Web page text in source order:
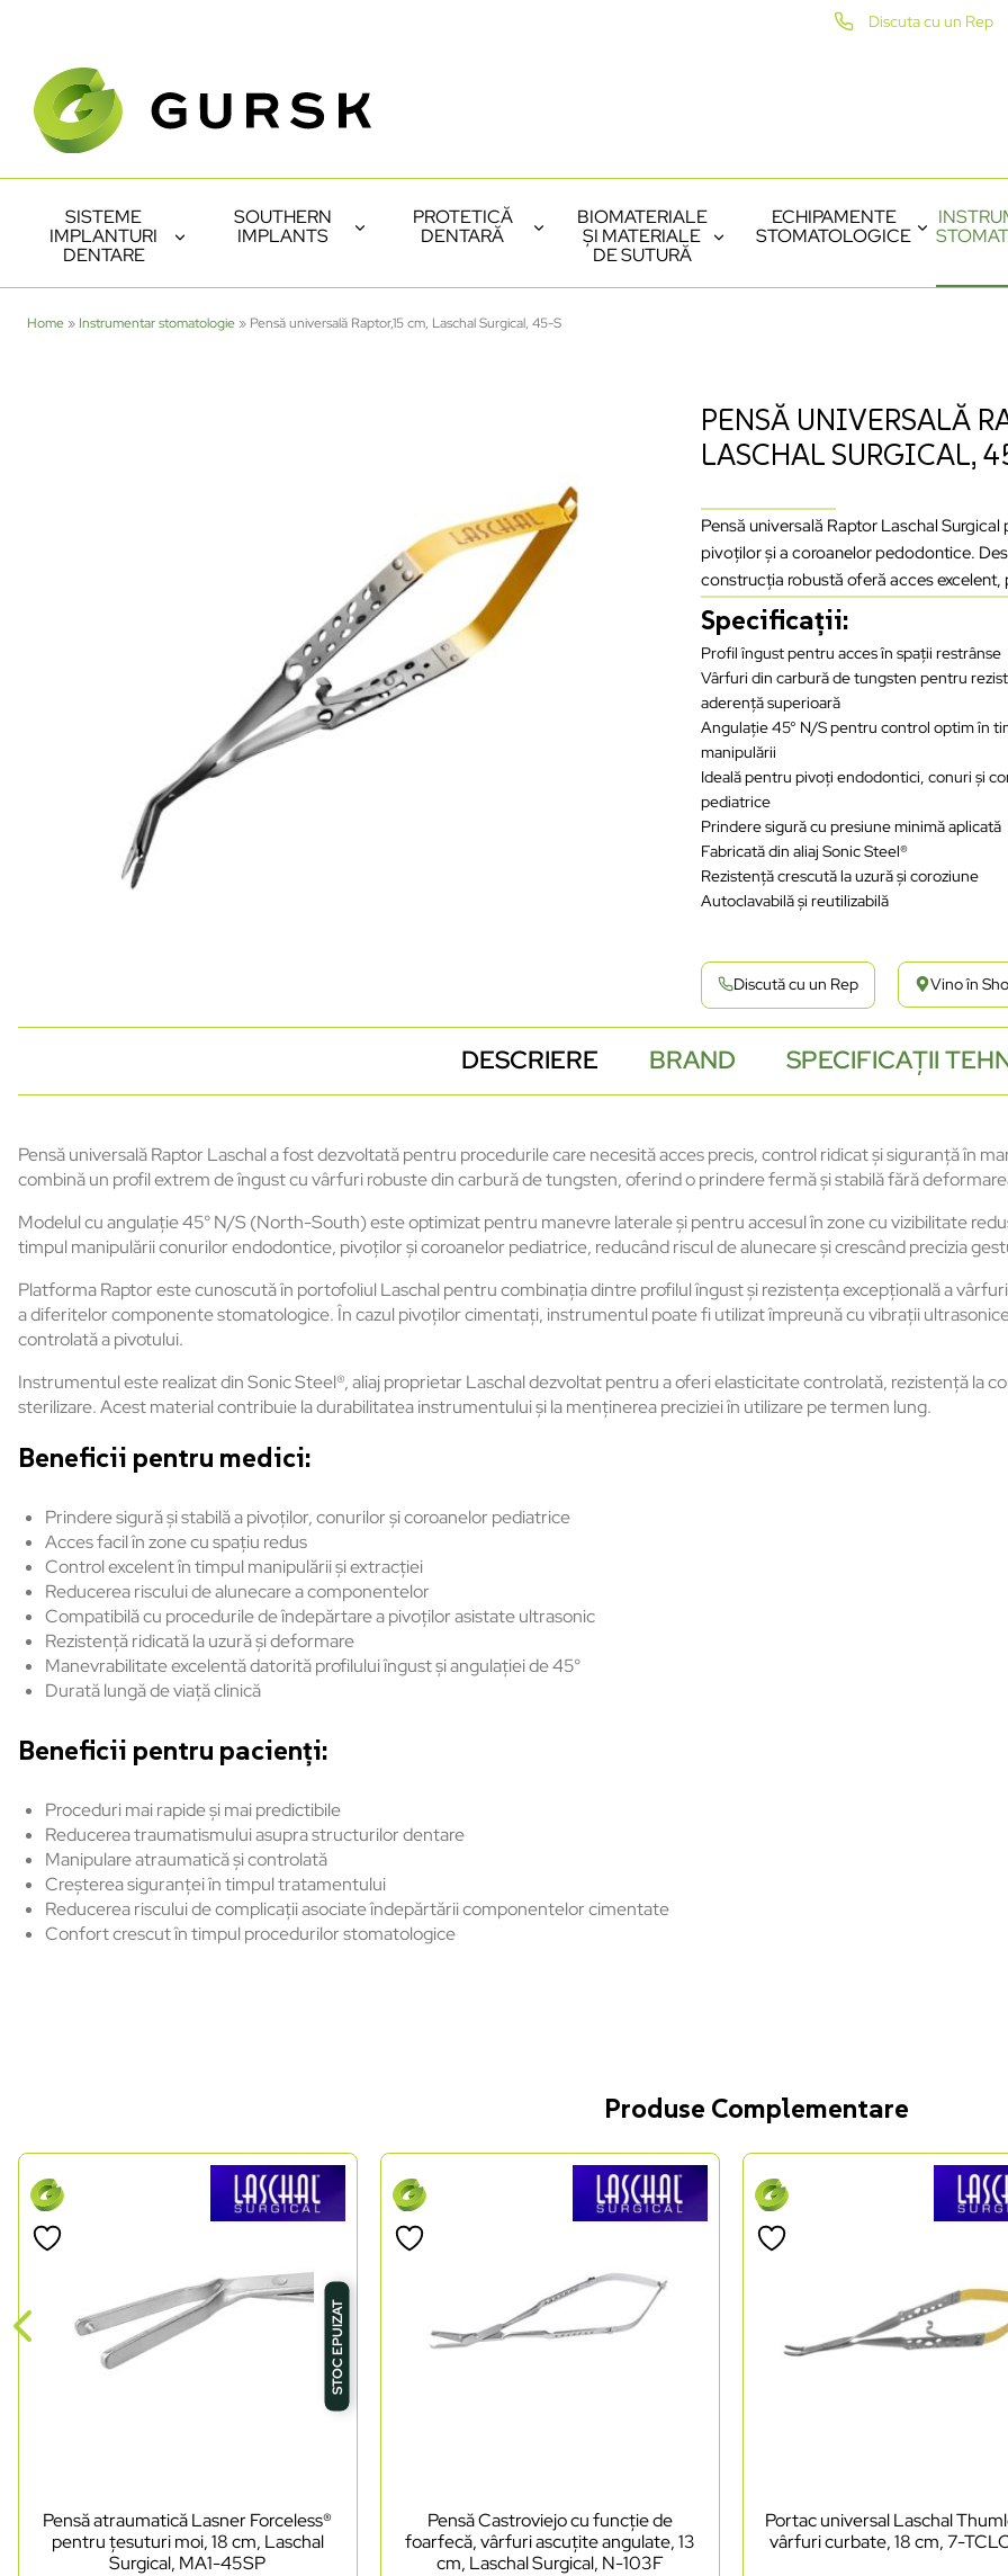
Discuta cu un Rep
SISTEME
IMPLANTURI
DENTARE
SOUTHERN
IMPLANTS
PROTETICĂ
DENTARĂ
BIOMATERIALE
ȘI MATERIALE
DE SUTURĂ
ECHIPAMENTE
STOMATOLOGICE
Home » Instrumentar stomatologie » Pensă universală Raptor,15 cm, Laschal Surgical, 45-S
PENSĂ UNIVERSALĂ
LASCHAL SURGICAL,
Pensă universală Raptor Laschal
pivoților și a coroanelor pedodontice.
construcția robustă oferă acces excelent,
Specificații:
Profil îngust pentru acces în spații restrânse
Vârfuri din carbură de tungsten pentru
aderență superioară
Angulație 45° N/S pentru control optim în
manipulării
Ideală pentru pivoți endodontici, conuri și
pediatrice
Prindere sigură cu presiune minimă aplicată
Fabricată din aliaj Sonic Steel®
Rezistență crescută la uzură și coroziune
Autoclavabilă și reutilizabilă
Discută cu un Rep Vino în
DESCRIERE BRAND SPECIFICAȚII
Pensă universală Raptor Laschal a fost dezvoltată pentru procedurile care necesită acces precis, control ridicat și siguranță în
combină un profil extrem de îngust cu vârfuri robuste din carbură de tungsten, oferind o prindere fermă și stabilă fără
Modelul cu angulație 45° N/S (North-South) este optimizat pentru manevre laterale și pentru accesul în zone cu vizibilitate
timpul manipulării conurilor endodontice, pivoților și coroanelor pediatrice, reducând riscul de alunecare și crescând precizia
Platforma Raptor este cunoscută în portofoliul Laschal pentru combinația dintre profilul îngust și rezistența excepțională a
a diferitelor componente stomatologice. În cazul pivoților cimentați, instrumentul poate fi utilizat împreună cu vibrații
controlată a pivotului.
Instrumentul este realizat din Sonic Steel®, aliaj proprietar Laschal dezvoltat pentru a oferi elasticitate controlată, rezistență la
sterilizare. Acest material contribuie la durabilitatea instrumentului și la menținerea preciziei în utilizare pe termen lung.
Beneficii pentru medici:
Prindere sigură și stabilă a pivoților, conurilor și coroanelor pediatrice
Acces facil în zone cu spațiu redus
Control excelent în timpul manipulării și extracției
Reducerea riscului de alunecare a componentelor
Compatibilă cu procedurile de îndepărtare a pivoților asistate ultrasonic
Rezistență ridicată la uzură și deformare
Manevrabilitate excelentă datorită profilului îngust și angulației de 45°
Durată lungă de viață clinică
Beneficii pentru pacienți:
Proceduri mai rapide și mai predictibile
Reducerea traumatismului asupra structurilor dentare
Manipulare atraumatică și controlată
Creșterea siguranței în timpul tratamentului
Reducerea riscului de complicații asociate îndepărtării componentelor cimentate
Confort crescut în timpul procedurilor stomatologice
Produse Complementare
STOC EPUIZAT
Pensă atraumatică Lasner Forceless®
pentru țesuturi moi, 18 cm, Laschal
Surgical, MA1-45SP
Pensă Castroviejo cu funcție de
foarfecă, vârfuri ascuțite angulate, 13
cm, Laschal Surgical, N-103F
Portac universal Laschal
vârfuri curbate, 18 cm, 7-